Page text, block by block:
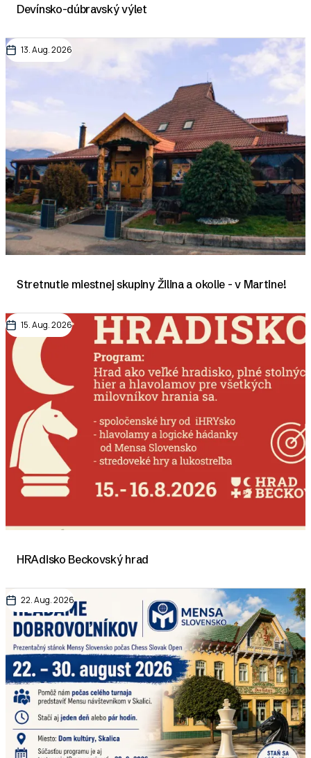
Devínsko-dúbravský výlet
13. Aug. 2026
Stretnutie miestnej skupiny Žilina a okolie - v Martine!
15. Aug. 2026
HRAdisko Beckovský hrad
22. Aug. 2026